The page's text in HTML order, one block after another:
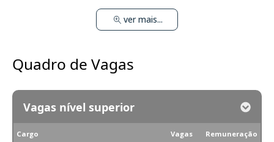
ver mais...
Quadro de Vagas
Vagas nível superior
Cargo Vagas Remuneração